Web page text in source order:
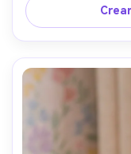
A7R IV, lente de
profunda,
crema de
de alta gama,